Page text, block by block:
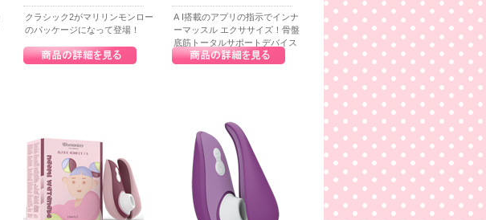
クラシック2がマリリンモンロー
のパッケージになって登場！
A I搭載のアプリの指示でインナ
ーマッスル エクササイズ！骨盤
底筋トータルサポートデバイス